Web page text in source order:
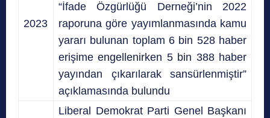
2023
“İfade Özgürlüğü Derneği’nin 2022
raporuna göre yayımlanmasında kamu
yararı bulunan toplam 6 bin 528 haber
erişime engellenirken 5 bin 388 haber
yayından çıkarılarak sansürlenmiştir”
açıklamasında bulundu
Liberal Demokrat Parti Genel Başkanı